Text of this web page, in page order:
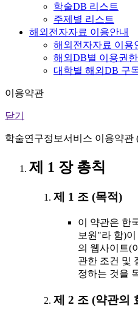
학술DB 리스트
주제별 리스트
해외전자자료 이용안내
해외전자자료 이용
해외DB별 이용권한
대학별 해외DB 구
이용약관
닫기
학술연구정보서비스 이용약관
제 1 장 총칙
제 1 조 (목적)
이 약관은 한
보원"라 함)
의 웹사이트(
관한 조건 및
정하는 것을
제 2 조 (약관의